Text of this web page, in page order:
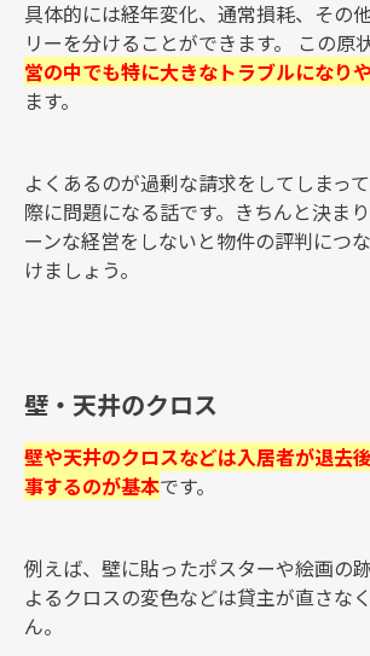
具体的には経年変化、通常損耗、その
リーを分けることができます。 この原
営の中でも特に大きなトラブルになり
ます。
よくあるのが過剰な請求をしてしまっ
際に問題になる話です。きちんと決ま
ーンな経営をしないと物件の評判につ
けましょう。
壁・天井のクロス
壁や天井のクロスなどは入居者が退去
事するのが基本です。
例えば、壁に貼ったポスターや絵画の
よるクロスの変色などは貸主が直さな
ん。